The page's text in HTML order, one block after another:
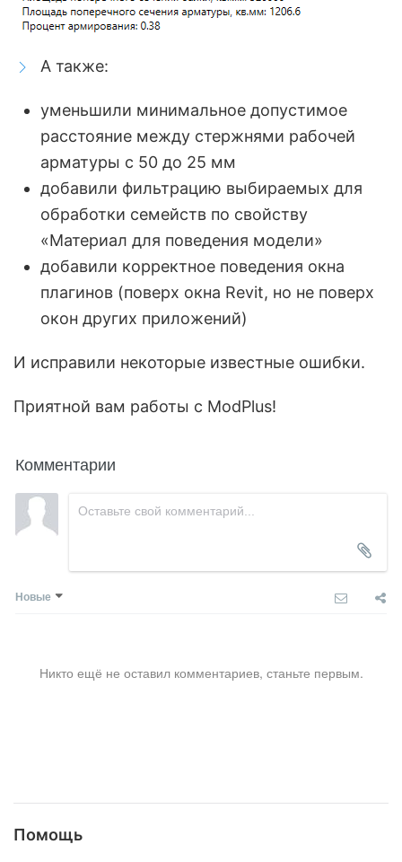
А также:
уменьшили минимальное допустимое
расстояние между стержнями рабочей
арматуры с 50 до 25 мм
добавили фильтрацию выбираемых для
обработки семейств по свойству
«Материал для поведения модели»
добавили корректное поведения окна
плагинов (поверх окна Revit, но не поверх
окон других приложений)
И исправили некоторые известные ошибки.
Приятной вам работы с ModPlus!
Комментарии
Новые
Никто ещё не оставил комментариев, станьте первым.
Помощь